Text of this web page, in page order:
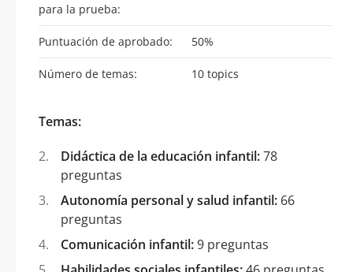
para la prueba:
Puntuación de aprobado: 50%
Número de temas: 10 topics
Temas:
Didáctica de la educación infantil:78
preguntas
Autonomía personal y salud infantil: 66
preguntas
Comunicación infantil:9 preguntas